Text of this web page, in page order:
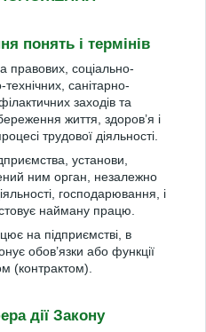
понять і термінів
правових, соціально-
технічних, санітарно-
заходів та
життя, здоров’я і
трудової діяльності.
установи,
ним орган, незалежно
господарювання, і
найману працю.
на підприємстві, в
обов’язки або функції
(контрактом).
дії Закону